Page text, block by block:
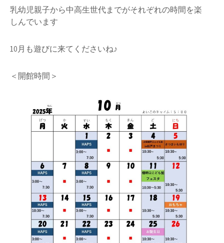
乳幼児親子から中高生世代までがそれぞれの時間を楽
しんでいます
10月も遊びに来てくださいね♪
＜開館時間＞